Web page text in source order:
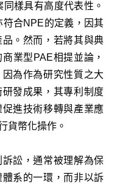
樣具有高度代表性。
合NPE的定義，因其
。然而，若將其與典
業型PAE相提並論，
為作為研究性質之大
發成果，其專利制度
進技術移轉與產業應
貨幣化操作。
訟，通常被理解為保
系的一環，而非以訴